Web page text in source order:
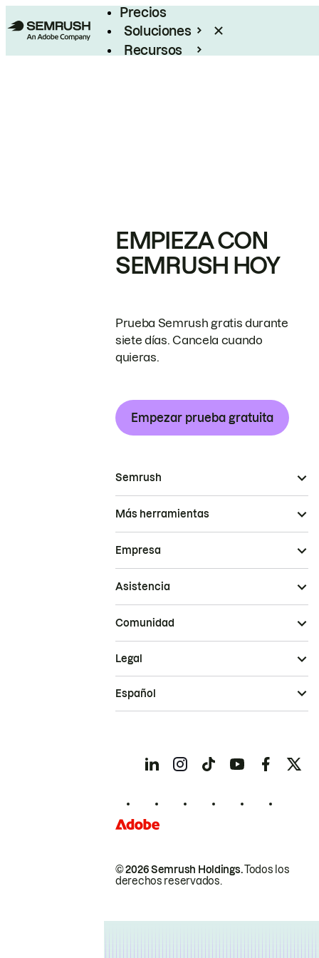
Precios
Soluciones
Recursos
EMPIEZA CON
SEMRUSH HOY
Prueba Semrush gratis durante
siete días. Cancela cuando
quieras.
Empezar prueba gratuita
Semrush
Más herramientas
Empresa
Asistencia
Comunidad
© 2026 Semrush Holdings.Todos los
derechos reservados.
Legal
Español